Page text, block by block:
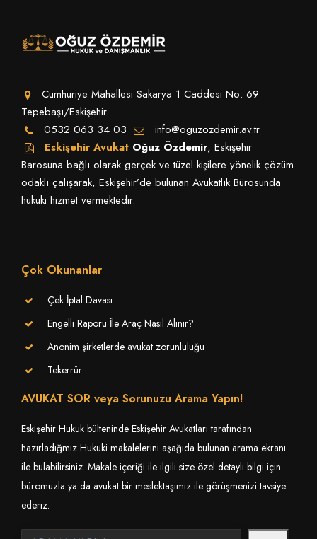
Cumhuriye Mahallesi Sakarya 1 Caddesi No: 69
Tepebaşı/Eskişehir
0532 063 34 03
info@oguzozdemir.av.tr
Eskişehir Avukat Oğuz Özdemir, Eskişehir
Barosuna bağlı olarak gerçek ve tüzel kişilere yönelik çözüm
odaklı çalışarak, Eskişehir’de bulunan Avukatlık Bürosunda
hukuki hizmet vermektedir.
Çok Okunanlar
Çek İptal Davası
Engelli Raporu İle Araç Nasıl Alınır?
Anonim şirketlerde avukat zorunluluğu
Tekerrür
AVUKAT SOR veya Sorunuzu Arama Yapın!
Eskişehir Hukuk bülteninde Eskişehir Avukatları tarafından
hazırladığmız Hukuki makalelerini aşağıda bulunan arama ekranı
ile bulabilirsiniz. Makale içeriği ile ilgili size özel detaylı bilgi için
büromuzla ya da avukat bir meslektaşımız ile görüşmenizi tavsiye
ederiz.